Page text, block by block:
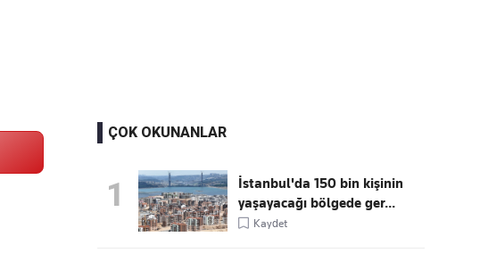
ÇOK OKUNANLAR
1
İstanbul'da 150 bin kişinin
yaşayacağı bölgede ger...
Kaydet